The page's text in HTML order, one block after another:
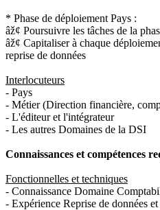
* Phase de déploiement Pays :
âž¢ Poursuivre les tâches de la
âž¢ Capitaliser à chaque
reprise de données
Interlocuteurs
- Pays
- Métier (Direction financière,
- L'éditeur et l'intégrateur
- Les autres Domaines de la DSI
Connaissances et compétences
Fonctionnelles et techniques
- Connaissance Domaine
- Expérience Reprise de données